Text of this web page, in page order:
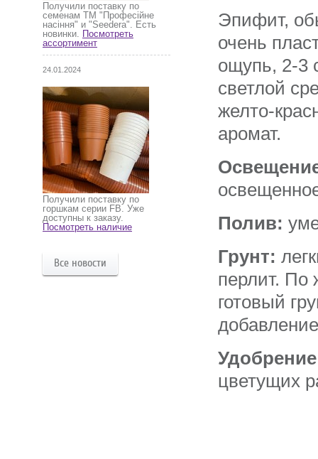
Получили поставку по
семенам ТМ "Професійне
насіння" и "Seedera". Есть
новинки. Посмотреть
ассортимент
24.01.2024
Получили поставку по
горшкам серии FB. Уже
доступны к заказу.
Посмотреть наличие
Все новости
Эпифит,
очень
ощупь, 2-3
светлой
желто-
аромат.
Полив:
Грунт:
перлит. По
готовый
цветущих